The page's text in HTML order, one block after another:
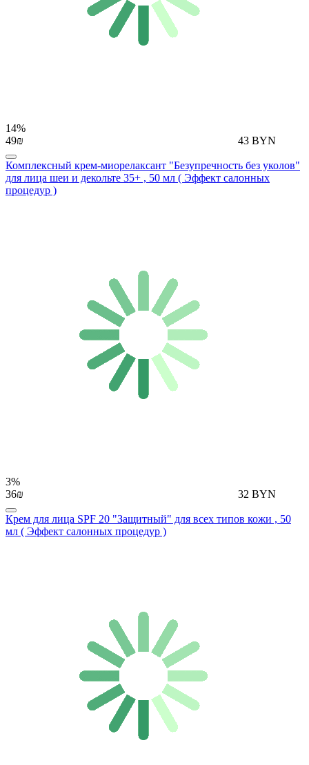
14%
49₪
43 BYN
Комплексный крем-миорелаксант "Безупречность без уколов"
для лица шеи и декольте 35+ , 50 мл ( Эффект салонных
процедур )
3%
36₪
32 BYN
Крем для лица SPF 20 "Защитный" для всех типов кожи , 50
мл ( Эффект салонных процедур )